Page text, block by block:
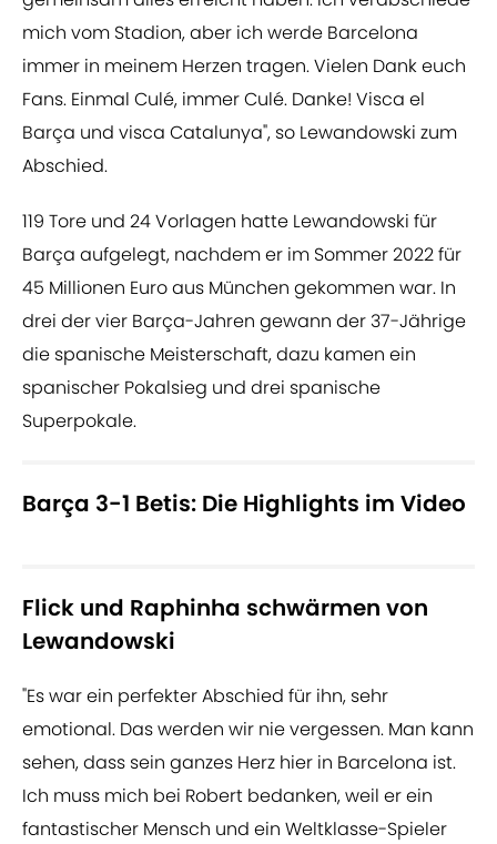
mich vom Stadion, aber ich werde Barcelona
immer in meinem Herzen tragen. Vielen Dank euch
Fans. Einmal Culé, immer Culé. Danke! Visca el
Barça und visca Catalunya", so Lewandowski zum
Abschied.
119 Tore und 24 Vorlagen hatte Lewandowski für
Barça aufgelegt, nachdem er im Sommer 2022 für
45 Millionen Euro aus München gekommen war. In
drei der vier Barça-Jahren gewann der 37-Jährige
die spanische Meisterschaft, dazu kamen ein
spanischer Pokalsieg und drei spanische
Superpokale.
Barça 3-1 Betis: Die Highlights im Video
Flick und Raphinha schwärmen von
Lewandowski
"Es war ein perfekter Abschied für ihn, sehr
emotional. Das werden wir nie vergessen. Man kann
sehen, dass sein ganzes Herz hier in Barcelona ist.
Ich muss mich bei Robert bedanken, weil er ein
fantastischer Mensch und ein Weltklasse-Spieler